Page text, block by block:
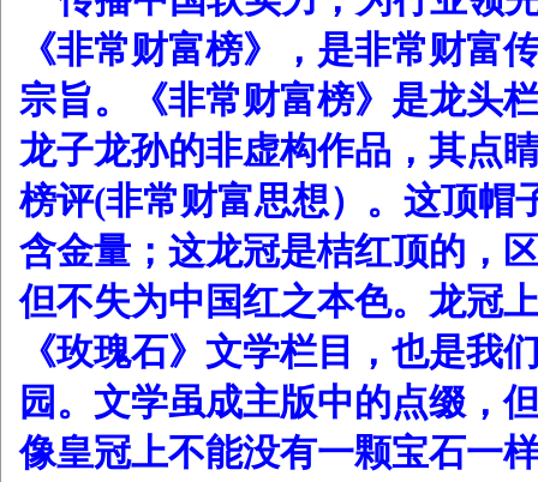
《非常财富榜》，是非常财富
宗旨。《非常财富榜》是龙头
龙子龙孙的非虚构作品，其点
榜评(非常财富思想）。这顶帽
含金量；这龙冠是桔红顶的，
但不失为中国红之本色。龙冠
《玫瑰石》文学栏目，也是我
园。文学虽成主版中的点缀，
像皇冠上不能没有一颗宝石一